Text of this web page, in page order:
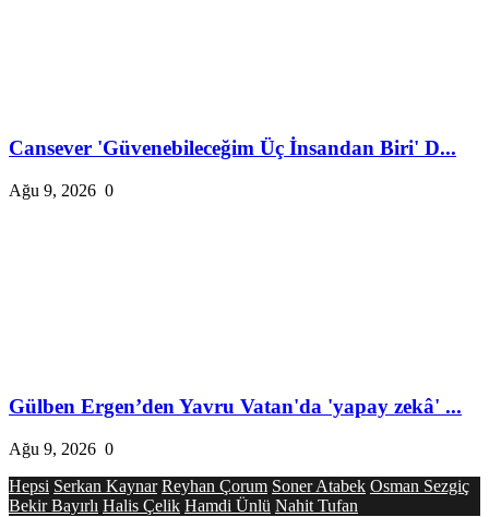
Cansever 'Güvenebileceğim Üç İnsandan Biri' D...
Ağu 9, 2026 0
Gülben Ergen’den Yavru Vatan'da 'yapay zekâ' ...
Ağu 9, 2026 0
Hepsi Serkan Kaynar Reyhan Çorum Soner Atabek Osman Sezgiç
Bekir Bayırlı Halis Çelik Hamdi Ünlü Nahit Tufan